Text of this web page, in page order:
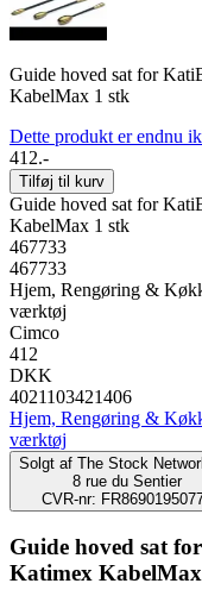
Guide hoved sat for
KabelMax 1 stk
Dette produkt er endnu
412.-
Tilføj til kurv
Guide hoved sat for
KabelMax 1 stk
467733
467733
Hjem, Rengøring &
værktøj
Cimco
412
DKK
4021103421406
Hjem, Rengøring &
værktøj
Solgt af The Stock
8 rue du Sentier
CVR-nr:
Guide hoved sat
Katimex